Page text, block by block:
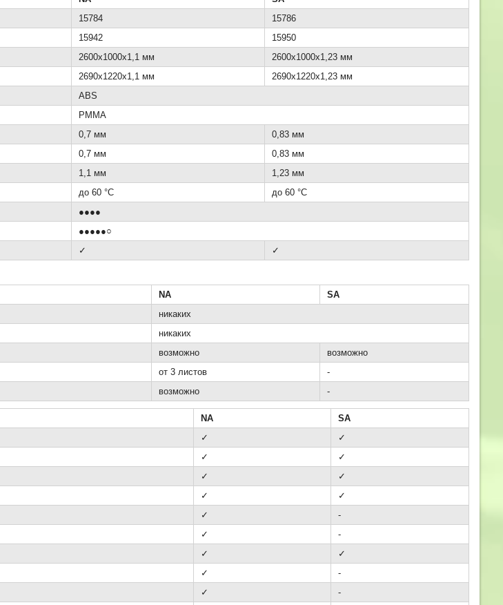
15784
15786
15942
15950
2600x1000x1,1 мм
2600x1000x1,23 мм
2690x1220x1,1 мм
2690x1220x1,23 мм
ABS
PMMA
0,7 мм
0,83 мм
0,7 мм
0,83 мм
1,1 мм
1,23 мм
до 60 °C
до 60 °C
●●●●
●●●●●○
✓ ✓
NA
SA
никаких
никаких
возможно
возможно
от 3 листов
-
возможно -
NA
SA
✓
✓
✓
✓
✓
✓
✓
✓
✓
-
✓
-
✓
✓
✓
-
✓
-